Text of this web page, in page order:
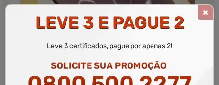
Princípios Básicos do Ensino da Língua Portuguesa
LEVE 3 E PAGUE 2
Leve 3 certificados, pague por apenas 2!
SOLICITE SUA PROMOÇÃO